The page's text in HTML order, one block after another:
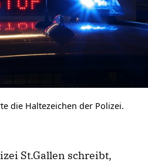
die Haltezeichen der Polizei.
St.Gallen schreibt,